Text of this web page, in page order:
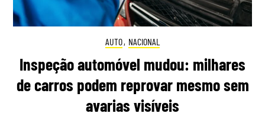
AUTO, NACIONAL
Inspeção automóvel mudou: milhares
de carros podem reprovar mesmo sem
avarias visíveis